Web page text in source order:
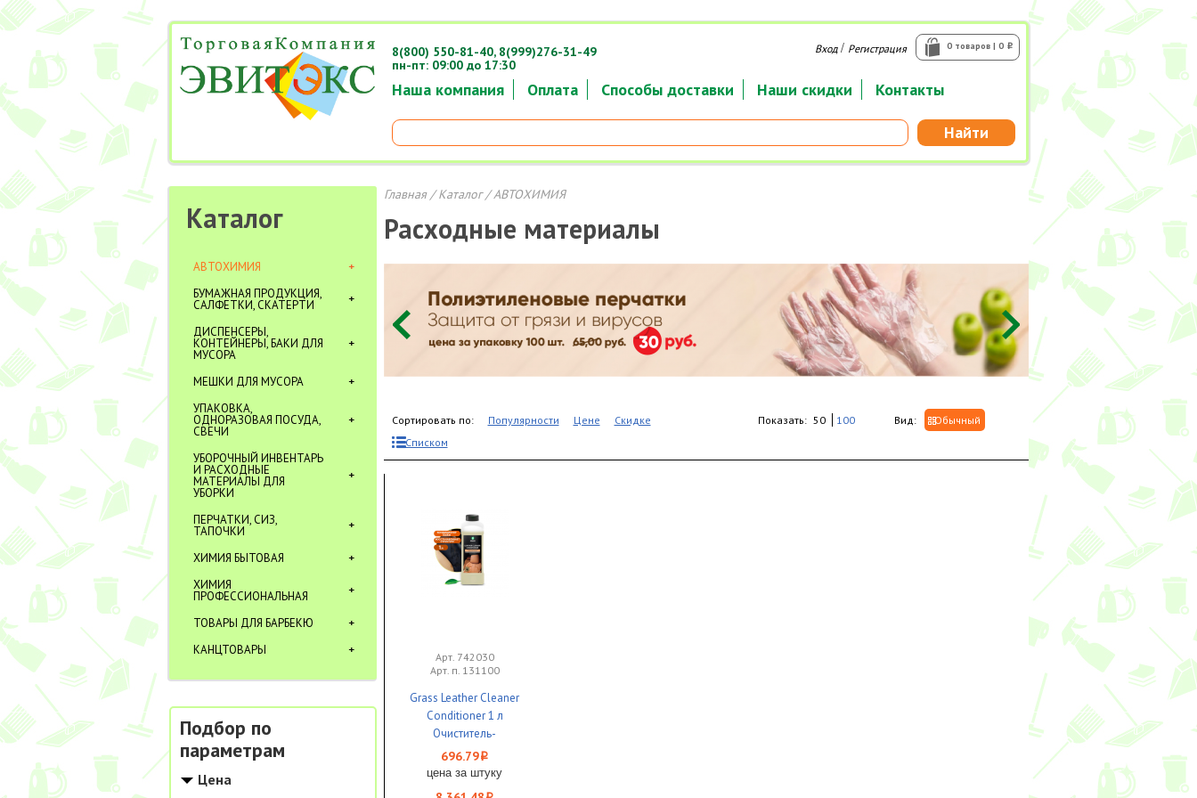
Наша компания Оплата Способы доставки Наши скидки Контакты
Найти
0 товаров | 0 i
Вход/ Регистрация
8(800) 550-81-40, 8(999)276-31-49
пн-пт: 09:00 до 17:30
Каталог
АВТОХИМИЯ
БУМАЖНАЯ ПРОДУКЦИЯ,
САЛФЕТКИ, СКАТЕРТИ
ДИСПЕНСЕРЫ,
КОНТЕЙНЕРЫ, БАКИ ДЛЯ
МУСОРА
МЕШКИ ДЛЯ МУСОРА
УПАКОВКА,
ОДНОРАЗОВАЯ ПОСУДА,
СВЕЧИ
УБОРОЧНЫЙ ИНВЕНТАРЬ
И РАСХОДНЫЕ
МАТЕРИАЛЫ ДЛЯ
УБОРКИ
ПЕРЧАТКИ, СИЗ,
ТАПОЧКИ
ХИМИЯ БЫТОВАЯ
ХИМИЯ
ПРОФЕССИОНАЛЬНАЯ
ТОВАРЫ ДЛЯ БАРБЕКЮ
КАНЦТОВАРЫ
Подбор по
параметрам
Цена
Главная/Каталог/ АВТОХИМИЯ
Расходные материалы
Сортировать по: Популярности Цене Скидке Показать: 50 100 Вид:
Обычный
Списком
Арт. 742030
Арт. п. 131100
Grass Leather Cleaner
Conditioner 1 л
Очиститель-
кондиционер кожи
1/12
696.79i
цена за штуку